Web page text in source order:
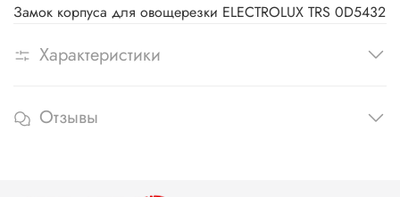
Замок корпуса для овощерезки ELECTROLUX TRS 0D5432
Характеристики
Отзывы